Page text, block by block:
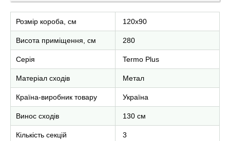
Розмір короба, см 120х90
Висота приміщення, см 280
Серія Termo Plus
Матеріал сходів Метал
Країна-виробник товару Україна
Винос сходів 130 см
Кількість секцій 3